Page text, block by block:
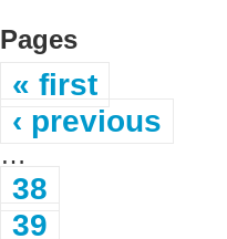
Pages
« first
‹ previous
…
38
39